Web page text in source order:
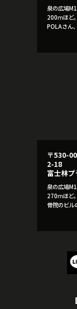
泉の広場
200ｍほど
POLAさん
〒530-
2-18
富士林
泉の広場
270ｍほど
骨院のビル